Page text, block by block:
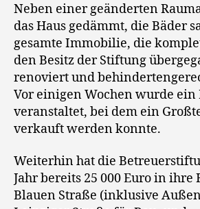
Neben einer geänderten
das Haus gedämmt, die Bäder
gesamte Immobilie, die
den Besitz der Stiftung
renoviert und
Vor einigen Wochen wurde
veranstaltet, bei dem ein
verkauft werden konnte.
Weiterhin hat die
Jahr bereits 25 000 Euro in ihre
Blauen Straße (inklusive